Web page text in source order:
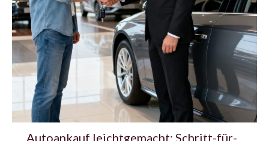
Autoankauf leichtgemacht: Schritt-für-